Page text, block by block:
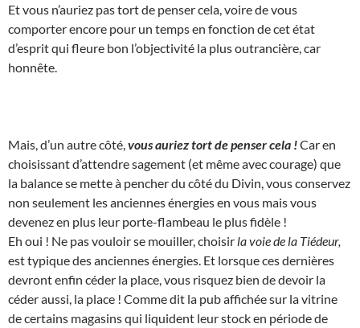
Et vous n’auriez pas tort de penser cela, voire de vous
comporter encore pour un temps en fonction de cet état
d’esprit qui fleure bon l’objectivité la plus outrancière, car
honnête.
Mais, d’un autre côté, vous auriez tort de penser cela !Car en
choisissant d’attendre sagement (et même avec courage) que
la balance se mette à pencher du côté du Divin, vous conservez
non seulement les anciennes énergies en vous mais vous
devenez en plus leur porte-flambeau le plus fidèle !
Eh oui ! Ne pas vouloir se mouiller, choisir la voie de la Tiédeur,
est typique des anciennes énergies. Et lorsque ces dernières
devront enfin céder la place, vous risquez bien de devoir la
céder aussi, la place ! Comme dit la pub affichée sur la vitrine
de certains magasins qui liquident leur stock en période de